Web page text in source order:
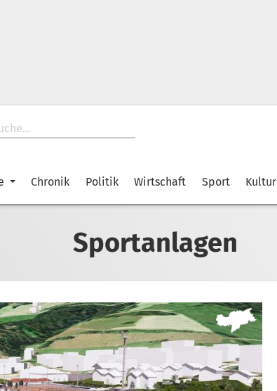
Chronik Politik Wirtschaft Sport Kultur
Sportanlagen